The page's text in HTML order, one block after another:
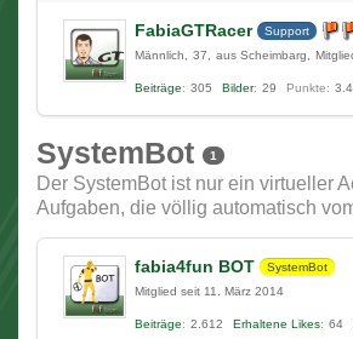
FabiaGTRacer
Support
Männlich
37 aus Scheimbarg
Beiträge 305 Bilder 29 Punkte
SystemBot 1
Der SystemBot ist nur ein virtueller
Aufgaben, die völlig automatisch
fabia4fun BOT
SystemBot
Mitglied seit 11. März 2014
Beiträge 2.612 Erhaltene Likes 64